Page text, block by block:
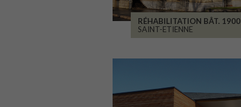
RÉHABILITATION BÂT. 1900
SAINT-ETIENNE